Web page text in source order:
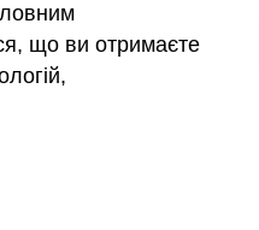
що ви отримаєте